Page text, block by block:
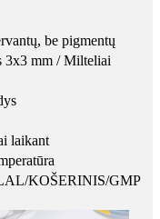
be pigmentų
3x3 mm / Milteliai
laikant
KOŠERINIS/GMP